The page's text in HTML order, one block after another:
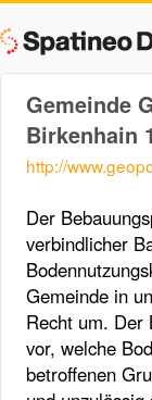
Gemeinde
Birkenhain
http://
Der
verbindlicher
Gemeinde in
Recht um. Der
vor, welche
betroffenen